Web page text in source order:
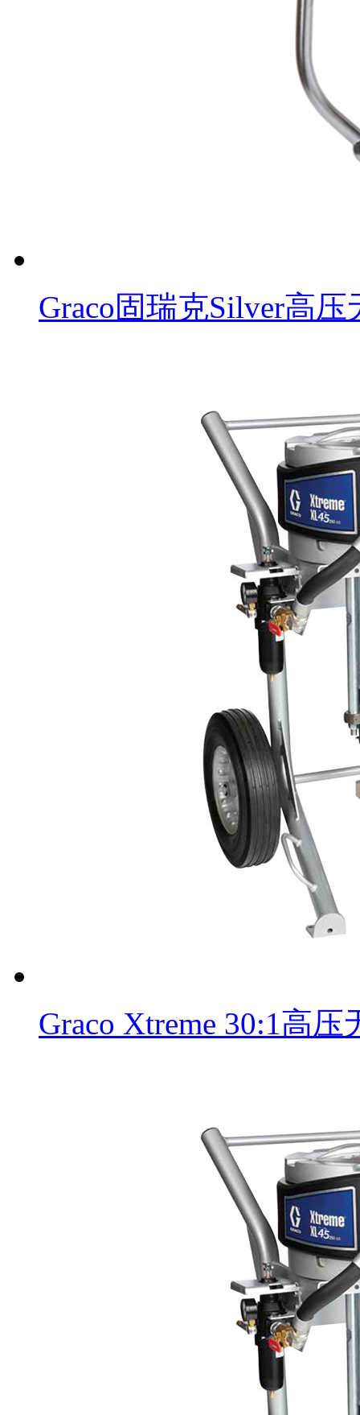
Graco固瑞克Silver高压
Graco Xtreme 30:1高